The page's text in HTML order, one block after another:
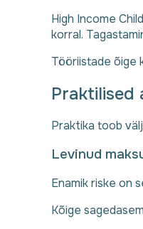
High Income
korral.
Tööriistade õige
Praktilised
Praktika toob
Levinud
Enamik riske on
Kõige